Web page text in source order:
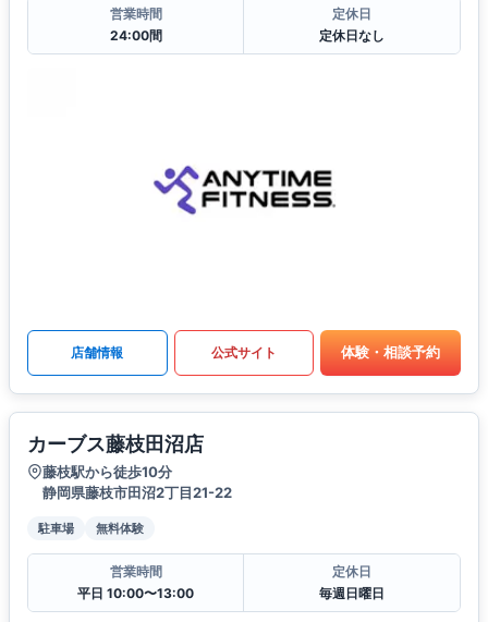
営業時間
24:00間
定休日
定休日なし
店舗情報 公式サイト 体験・相談予約
カーブス藤枝田沼店
藤枝駅から徒歩10分
静岡県藤枝市田沼2丁目21-22
駐車場 無料体験
営業時間
平日 10:00〜13:00
定休日
毎週日曜日